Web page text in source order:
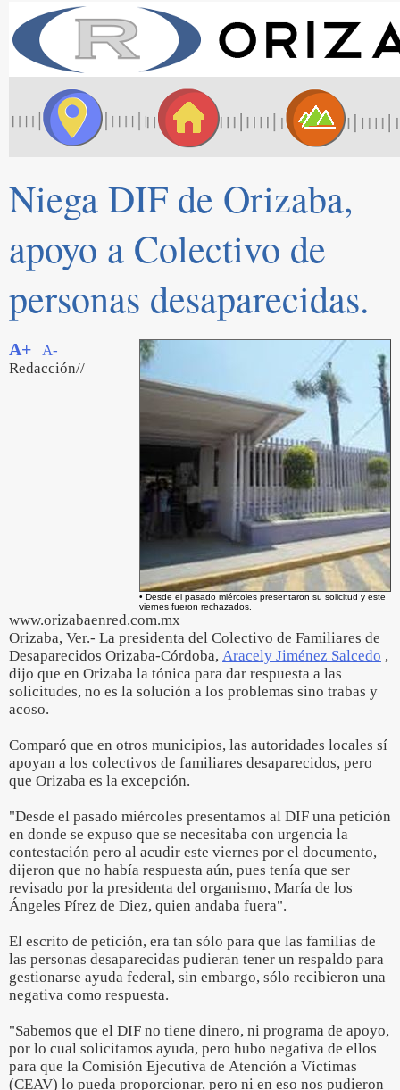
Niega DIF de Orizaba,
apoyo a Colectivo de
personas desaparecidas.
• Desde el pasado miércoles presentaron su solicitud y este
viernes fueron rechazados.
A+
A-
Redacción//
www.orizabaenred.com.mx
Orizaba, Ver.- La presidenta del Colectivo de Familiares de
Desaparecidos Orizaba-Córdoba, Aracely Jiménez Salcedo ,
dijo que en Orizaba la tónica para dar respuesta a las
solicitudes, no es la solución a los problemas sino trabas y
acoso.
Comparó que en otros municipios, las autoridades locales sí
apoyan a los colectivos de familiares desaparecidos, pero
que Orizaba es la excepción.
"Desde el pasado miércoles presentamos al DIF una petición
en donde se expuso que se necesitaba con urgencia la
contestación pero al acudir este viernes por el documento,
dijeron que no había respuesta aún, pues tenía que ser
revisado por la presidenta del organismo, María de los
Ángeles Pírez de Diez, quien andaba fuera".
El escrito de petición, era tan sólo para que las familias de
las personas desaparecidas pudieran tener un respaldo para
gestionarse ayuda federal, sin embargo, sólo recibieron una
negativa como respuesta.
"Sabemos que el DIF no tiene dinero, ni programa de apoyo,
por lo cual solicitamos ayuda, pero hubo negativa de ellos
para que la Comisión Ejecutiva de Atención a Víctimas
(CEAV) lo pueda proporcionar, pero ni en eso nos pudieron